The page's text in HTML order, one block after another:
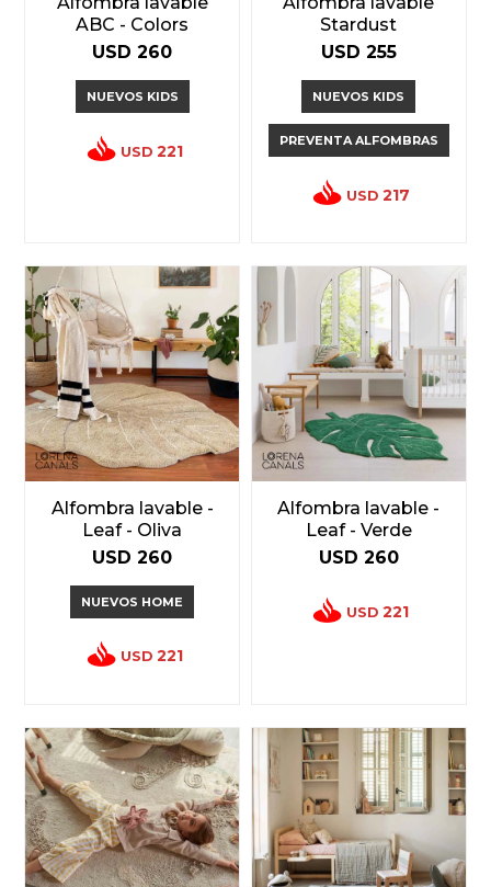
ABC - Colors
USD 260
NUEVOS KIDS
USD 221
Stardust
USD 255
NUEVOS KIDS
PREVENTA ALFOMBRAS
USD 217
Alfombra lavable -
Leaf - Oliva
USD 260
NUEVOS HOME
USD 221
Alfombra lavable -
Leaf - Verde
USD 260
USD 221